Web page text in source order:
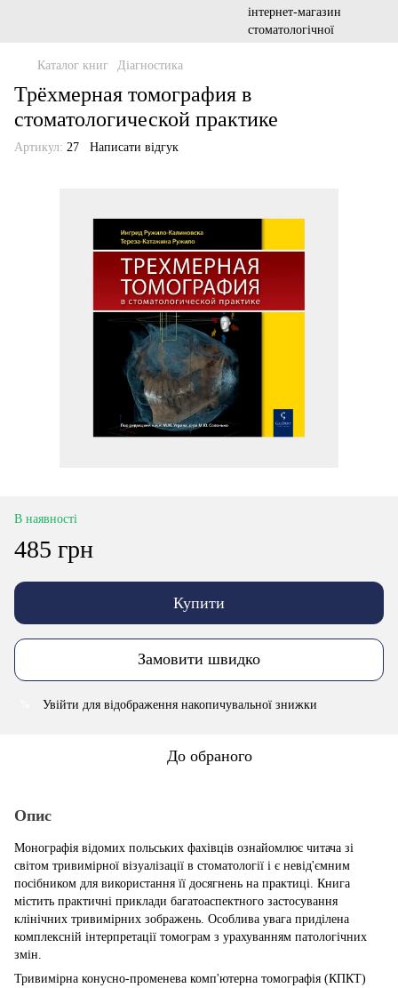
Каталог книг Діагностика
Трёхмерная томография в
стоматологической практике
Артикул: 27 Написати відгук
В наявності
485 грн
Купити
Замовити швидко
Увійти для відображення накопичувальної знижки
До обраного
Опис
Монографія відомих польських фахівців ознайомлює читача зі
світом тривимірної візуалізації в стоматології і є невід'ємним
посібником для використання її досягнень на практиці. Книга
містить практичні приклади багатоаспектного застосування
клінічних тривимірних зображень. Особлива увага приділена
комплексній інтерпретації томограм з урахуванням патологічних
змін.
Тривимірна конусно-променева комп'ютерна томографія (КПКТ)